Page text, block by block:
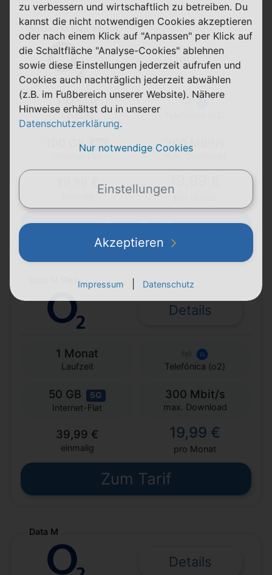
Mobile M Flex Young
Details
1 Monat
Laufzeit
100 GB 5G 300 Mbit/s
39,99 €
Zum Tarif
Details
1 Monat
Laufzeit Telefónica (o2)
50 GB 5G
Internet-Flat
300 Mbit/s
max. Download
39,99 €
einmalig
19,99 €
pro Monat
Zum Tarif
Data M
Details
zu verbessern und wirtschaftlich zu betreiben. Du
kannst die nicht notwendigen Cookies akzeptieren
oder nach einem Klick auf "Anpassen" per Klick auf
die Schaltfläche "Analyse-Cookies" ablehnen
sowie diese Einstellungen jederzeit aufrufen und
Cookies auch nachträglich jederzeit abwählen
(z.B. im Fußbereich unserer Website). Nähere
Hinweise erhältst du in unserer
Datenschutzerklärung.
Nur notwendige Cookies
Einstellungen
Akzeptieren
Impressum Datenschutz